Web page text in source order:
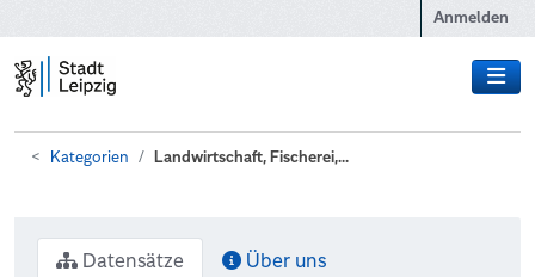
Anmelden
Kategorien Landwirtschaft, Fischerei,...
Datensätze Über uns